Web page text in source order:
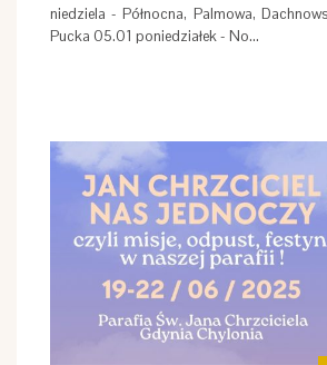
niedziela - Północna, Palmowa,
Pucka 05.01 poniedziałek - No…